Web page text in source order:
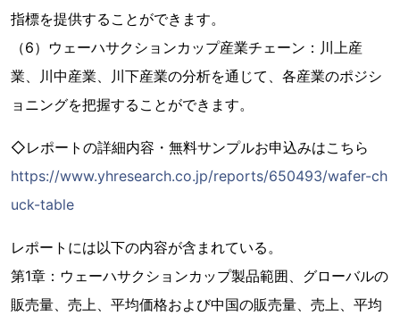
指標を提供することができます。
（6）ウェーハサクションカップ産業チェーン：川上産
業、川中産業、川下産業の分析を通じて、各産業のポジシ
ョニングを把握することができます。
◇レポートの詳細内容・無料サンプルお申込みはこちら
https://www.yhresearch.co.jp/reports/650493/wafer-ch
uck-table
レポートには以下の内容が含まれている。
第1章：ウェーハサクションカップ製品範囲、グローバルの
販売量、売上、平均価格および中国の販売量、売上、平均